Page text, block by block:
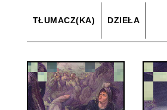
TŁUMACZ(KA) DZIEŁA